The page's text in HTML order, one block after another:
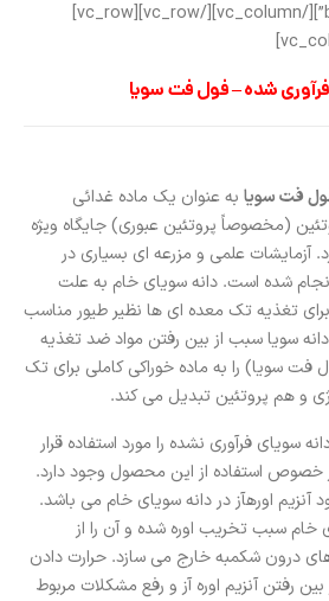
bottom%22%3A0%7D%7D”][/vc_column][/vc_row][vc_row]
فرآوری شده – فول فت سویا
فت سویا به عنوان یک ماده غدائی
(مخصوصاً پروتئین عبوری) جایگاه ویژه
آزمایشات علمی و مزرعه ای بسیاری در
شده است. دانه سویای خام به علت
تغذیه تک معده ای ها نظیر طیور مناسب
سویا سبب از بین رفتن مواد ضد تغذیه
فت سویا) را به ماده خوراکی کاملی برای تک
و هم پروتئین تبدیل می کند.
سویای فرآوری نشده را مورد استفاده قرار
خصوص استفاده از این محصول وجود دارد.
اوره­آز در دانه سویای خام می باشد.
خام سبب تخریب اوره شده و آن را از
درون شکمبه خارج می سازد. حرارت دادن
رفتن آنزیم اوره­ آز و رفع مشکلات مربوط